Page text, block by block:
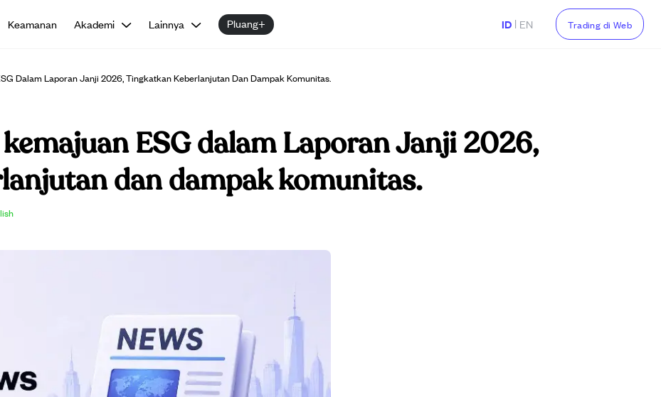
Keamanan Akademi Lainnya Pluang+ ID | EN Trading di Web
Dalam Laporan Janji 2026, Tingkatkan Keberlanjutan Dan Dampak Komunitas.
ESG dalam Laporan Janji 2026,
dan dampak komunitas.